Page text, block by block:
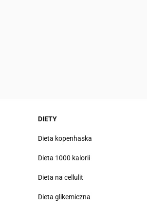
DIETY
Dieta kopenhaska
Dieta 1000 kalorii
Dieta na cellulit
Dieta glikemiczna